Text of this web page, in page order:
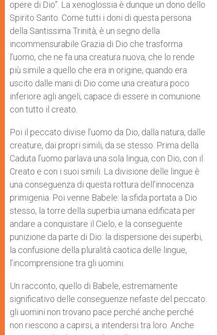
opere di Dio”. La xenoglossia è dunque un dono dello
Spirito Santo. Come tutti i doni di questa persona
della Santissima Trinità, è un segno della
incommensurabile Grazia di Dio che trasforma
l’uomo, che ne fa una creatura nuova, che lo rende
più simile a quello che era in origine, quando era
uscito dalle mani di Dio come una creatura poco
inferiore agli angeli, capace di essere in comunione
con tutto il creato.
Poi il peccato divise l’uomo da Dio, dalla natura, dalle
creature, dai propri simili, da se stesso. Prima della
Caduta l’uomo parlava una sola lingua, con Dio, con il
Creato e con i suoi simili. La divisione delle lingue è
una conseguenza di questa rottura dell’innocenza
primigenia. Poi venne Babele: la sfida portata a Dio
stesso, la torre della superbia umana edificata per
andare a conquistare il Cielo, e la conseguente
punizione da parte di Dio: la dispersione dei superbi,
la confusione della pluralità caotica delle lingue,
l’incomprensione tra gli uomini.
Un racconto, quello di Babele, estremamente
significativo delle conseguenze nefaste del peccato:
gli uomini non trovano pace perché anche perché
non riescono a capirsi, a intendersi tra loro. Anche